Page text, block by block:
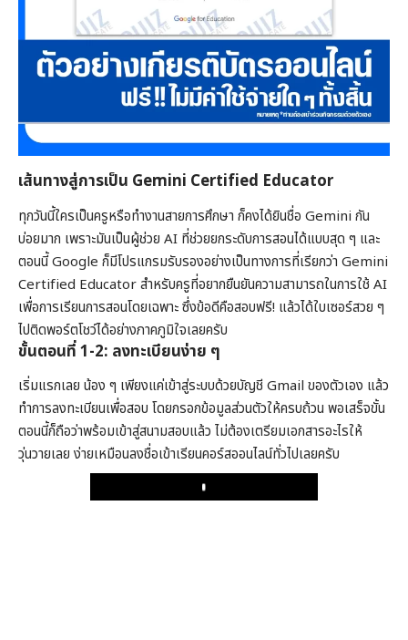
เส้นทางสู่การเป็น Gemini Certified Educator
ทุกวันนี้ใครเป็นครูหรือทำงานสายการศึกษา ก็คงได้ยินชื่อ Gemini กัน
บ่อยมาก เพราะมันเป็นผู้ช่วย AI ที่ช่วยยกระดับการสอนได้แบบสุด ๆ และ
ตอนนี้ Google ก็มีโปรแกรมรับรองอย่างเป็นทางการที่เรียกว่า Gemini
Certified Educator สำหรับครูที่อยากยืนยันความสามารถในการใช้ AI
เพื่อการเรียนการสอนโดยเฉพาะ ซึ่งข้อดีคือสอบฟรี! แล้วได้ใบเซอร์สวย ๆ
ไปติดพอร์ตโชว์ได้อย่างภาคภูมิใจเลยครับ
ขั้นตอนที่ 1-2: ลงทะเบียนง่าย ๆ
เริ่มแรกเลย น้อง ๆ เพียงแค่เข้าสู่ระบบด้วยบัญชี Gmail ของตัวเอง แล้ว
ทำการลงทะเบียนเพื่อสอบ โดยกรอกข้อมูลส่วนตัวให้ครบถ้วน พอเสร็จขั้น
ตอนนี้ก็ถือว่าพร้อมเข้าสู่สนามสอบแล้ว ไม่ต้องเตรียมเอกสารอะไรให้
วุ่นวายเลย ง่ายเหมือนลงชื่อเข้าเรียนคอร์สออนไลน์ทั่วไปเลยครับ
Play